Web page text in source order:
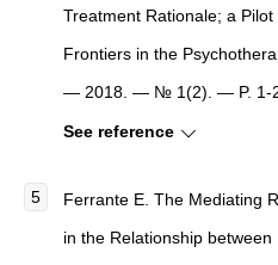
Treatment Rationale; a
Frontiers in the
— 2018. — № 1(2). — P. 1-
See reference
Ferrante E. The Mediating
in the Relationship